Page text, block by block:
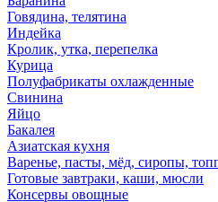
Говядина, телятина
Индейка
Кролик, утка, перепелка
Курица
Полуфабрикаты охлажденные
Свинина
Яйцо
Бакалея
Азиатская кухня
Варенье, пасты, мёд, сиропы,
Готовые завтраки, каши, мюсли
Консервы овощные